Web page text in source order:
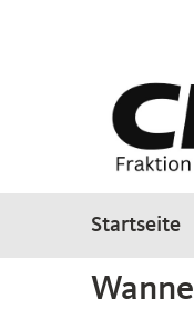
Startseite
Sie sind hier
» Fraktion
Wanne